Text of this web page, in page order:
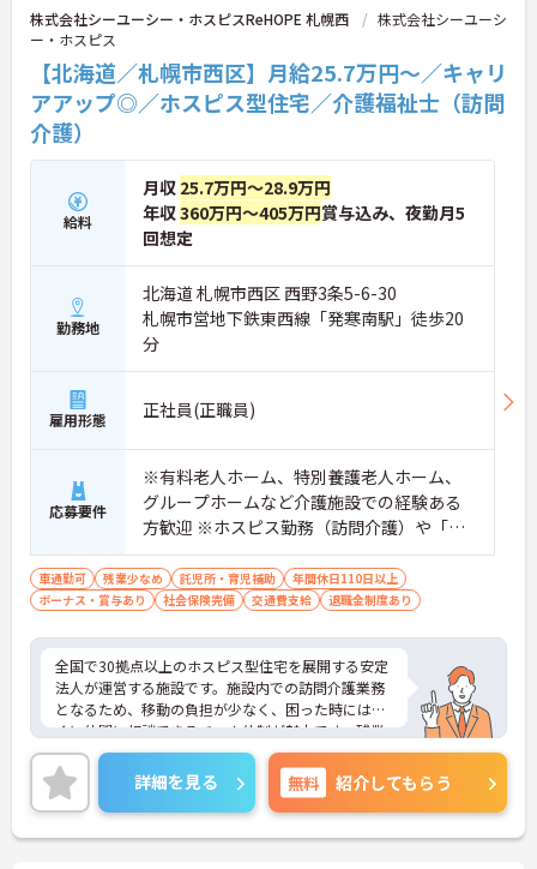
株式会社シーユーシー・ホスピスReHOPE 札幌西
株式会社シーユーシ
ー・ホスピス
【北海道／札幌市西区】月給25.7万円～／キャリ
アアップ◎／ホスピス型住宅／介護福祉士（訪問
介護）
給料
月収 25.7万円～28.9万円
年収360万円～405万円賞与込み、夜勤月5
回想定
勤務地
北海道 札幌市西区 西野3条5-6-30
札幌市営地下鉄東西線「発寒南駅」徒歩20
分
雇用形態 正社員(正職員)
応募要件
※有料老人ホーム、特別養護老人ホーム、
グループホームなど介護施設での経験ある
方歓迎 ※ホスピス勤務（訪問介護）や「看
取り」が初めての方も可
車通勤可 残業少なめ 託児所・育児補助
年間休日110日以上
ボーナス・賞与あり
社会保険完備 交通費支給 退職金制度あり
全国で30拠点以上のホスピス型住宅を展開する安定
法人が運営する施設です。施設内での訪問介護業務
となるため、移動の負担が少なく、困った時にはす
ぐに仲間に相談できるチーム体制が魅力です。残業
は全社平均残業月5時間程度と少なく、3日以上の連
続休暇で支援金が支給される独自の制度や、美容皮
膚科などの割引が受けられる福利厚生も充実してい
ます。ホスピスケアが初めてでも、充実した入社時
研修と資格取得支援制度を活用し、専門性を高めな
詳細を見る 無料 紹介してもらう